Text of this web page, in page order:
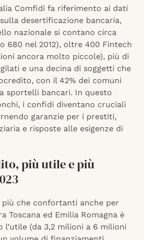
Comfidi fa riferimento ai dati
desertificazione bancaria,
nazionale si contano circa
680 nel 2012), oltre 400 Fintech
ancora molto piccole), più di
e una decina di soggetti che
con il 42% dei comuni
sportelli bancari. In questo
i confidi diventano cruciali
garanzie per i prestiti,
e risposte alle esigenze di
più utile e più
che confortanti anche per
Toscana ed Emilia Romagna è
l’utile (da 3,2 milioni a 6 milioni